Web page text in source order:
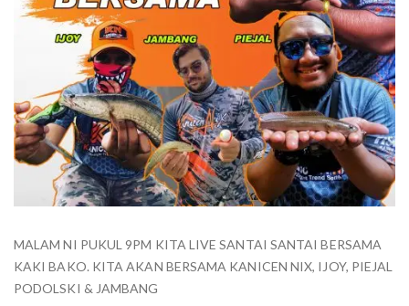
MALAM NI PUKUL 9PM KITA LIVE SANTAI SANTAI BERSAMA
KAKI BAKO. KITA AKAN BERSAMA KANICEN NIX, IJOY, PIEJAL
PODOLSKI & JAMBANG